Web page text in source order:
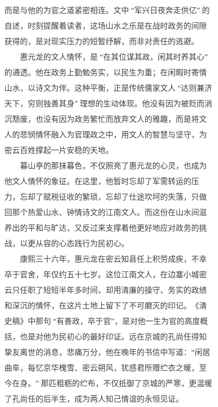
而是与他的为官之道紧密相连。文中 “军兴日夜奔走供亿” 的
自述，时刻提醒着读者，这场山水之乐是在战时政务的间隙
获得的，是对现实压力的短暂纾解，而非对责任的逃避。
惠元龙的文人情怀，是 “在其位谋其政，闲其时养其心”
的通透。他在政务上勤勉务实，以民生为重；在闲暇时寄情
山水，以诗文为伴。这种平衡，正是传统儒家文人 “达则兼济
天下，穷则独善其身” 理想的生动体现。他没有因为被贬而消
沉颓废，也没有因为政务繁忙而放弃文人的雅趣，而是将文
人的悲悯情怀融入为官理政之中，用文人的智慧与坚守，为
密云百姓撑起一片安稳的天地。
暮山亭的那抹暮色，不仅照亮了惠元龙的心灵，也成为
他文人情怀的象征。在这里，他暂时忘却了军需转运的压
力，忘却了赋税征收的繁琐，忘却了仕途坎坷的失落，只做
回那个热爱山水、钟情诗文的江南文人。而这份在山水间滋
养出的平和与旷达，又反过来支撑着他更好地应对政务的挑
战，以更从容的心态践行为民初心。
康熙三十六年，惠元龙在密云知县任上积劳成疾，不幸
卒于官舍，年仅约五十七岁。这位江南文人，在边塞小城密
云只任职了短短半年多时间，却用清廉的操守、务实的政绩
和深沉的情怀，在这片土地上留下了不可磨灭的印记。《清
史稿》中那句 “有善政，卒于官”，是对他一生为官的高度概
括，也是对他为民初心的最好印证。远在京城的孔尚任得知
挚友离世的消息，悲痛万分，他在晚年的书信中写道：“闲居
曲阜，每忆京华槐雪、密云朔风，犹感君所赠纻衣之暖，至
今在身。” 那匹粗粝的纻布，不仅抵御了京城的严寒，更温暖
了孔尚任的后半生，成为两人知己情谊的永恒见证。